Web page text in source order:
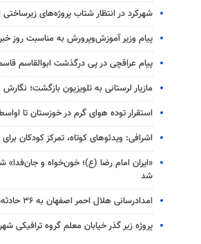
شهرکرد در انتظار شتاب پروژه‌های
پیام وزیر آموزش‌وپرورش به مناسبت روز
پیام عراقچی در پی درگذشت ابوالقاسم
مازیار لرستانی به تلویزیون بازگشت؛
استقرار توده هوای گرم در خوزستان تا
اشرافی: ویدئوهای کوتاه، تمرکز کودکان
«ایران امام رضا (ع)؛ خون‌خواه و جان‌فدا»
شد
امدادرسانی هلال احمر اصفهان به ۳۶ حادثه‌دیده در ۲۴ ساعت گذشته
پروژه زیر گذر خیابان معلم گروه ترافیکی